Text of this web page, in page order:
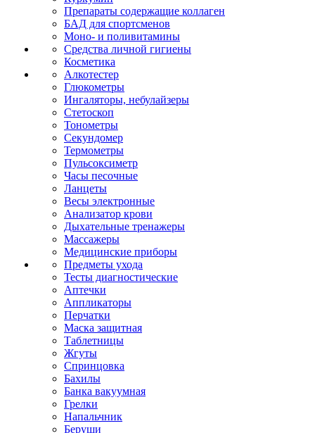
Препараты содержащие коллаген
БАД для спортсменов
Моно- и поливитамины
Средства личной гигиены
Косметика
Алкотестер
Глюкометры
Ингаляторы, небулайзеры
Стетоскоп
Тонометры
Секундомер
Термометры
Пульсоксиметр
Часы песочные
Ланцеты
Весы электронные
Анализатор крови
Дыхательные тренажеры
Массажеры
Медицинские приборы
Предметы ухода
Тесты диагностические
Аптечки
Аппликаторы
Перчатки
Маска защитная
Таблетницы
Жгуты
Спринцовка
Бахилы
Банка вакуумная
Грелки
Напальчник
Беруши